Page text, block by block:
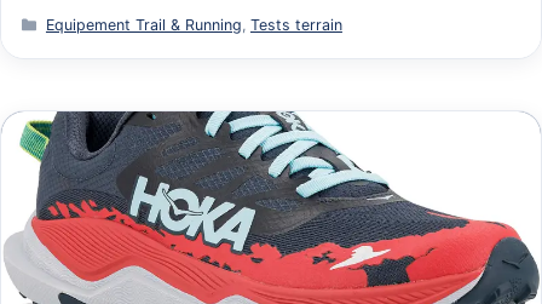
Catégories
Equipement Trail & Running, Tests terrain